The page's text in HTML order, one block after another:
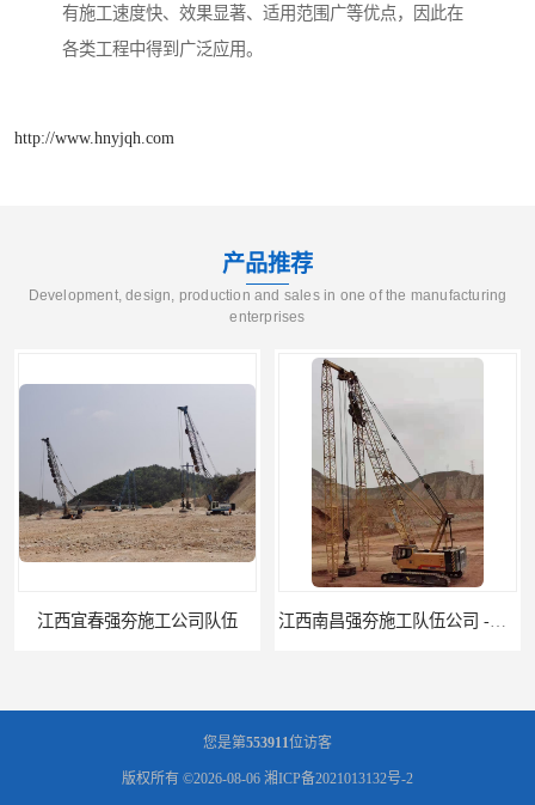
有施工速度快、效果显著、适用范围广等优点，因此在
各类工程中得到广泛应用。
http://www.hnyjqh.com
产品推荐
Development, design, production and sales in one of the manufacturing
enterprises
江西南昌强夯施工队伍公司 -湖南业峻强夯基础工程 江西新余强夯施工队伍公司 —业峻强夯基础工程
您是第553911位访客
版权所有 ©2026-08-06 湘ICP备2021013132号-2